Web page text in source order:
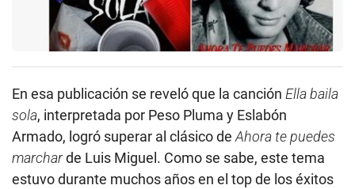
En esa publicación se reveló que la canción Ella baila
sola, interpretada por Peso Pluma y Eslabón
Armado, logró superar al clásico de Ahora te puedes
marcharde Luis Miguel. Como se sabe, este tema
estuvo durante muchos años en el top de los éxitos